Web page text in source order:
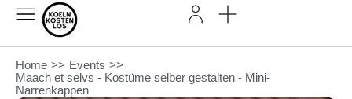
Home >> Events >>
Maach et selvs - Kostüme selber gestalten - Mini-
Narrenkappen